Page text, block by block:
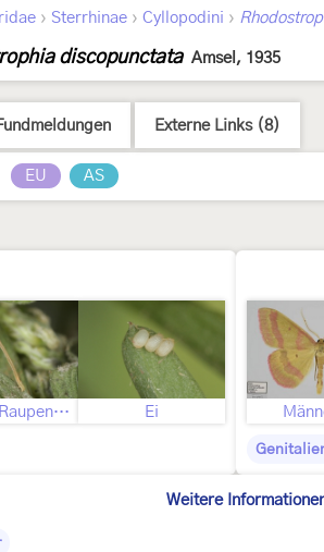
› Sterrhinae › Cyllopodini ›
discopunctata Amsel, 1935
Externe Links (8)
EU AS
Jüngere Raupenstadien Ei
Weitere